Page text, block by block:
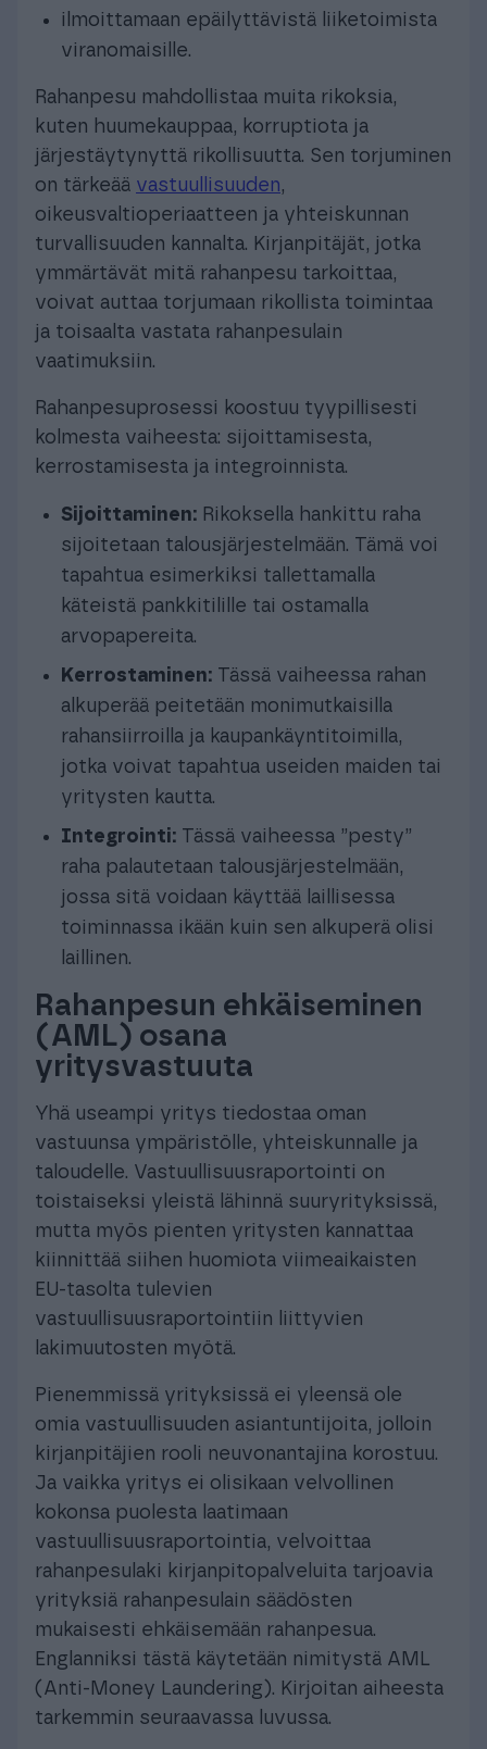
ilmoittamaan epäilyttävistä liiketoimista
viranomaisille.
Rahanpesu mahdollistaa muita rikoksia,
kuten huumekauppaa, korruptiota ja
järjestäytynyttä rikollisuutta. Sen torjuminen
on tärkeää vastuullisuuden,
oikeusvaltioperiaatteen ja yhteiskunnan
turvallisuuden kannalta. Kirjanpitäjät, jotka
ymmärtävät mitä rahanpesu tarkoittaa,
voivat auttaa torjumaan rikollista toimintaa
ja toisaalta vastata rahanpesulain
vaatimuksiin.
Rahanpesuprosessi koostuu tyypillisesti
kolmesta vaiheesta: sijoittamisesta,
kerrostamisesta ja integroinnista.
Sijoittaminen: Rikoksella hankittu raha
sijoitetaan talousjärjestelmään. Tämä voi
tapahtua esimerkiksi tallettamalla
käteistä pankkitilille tai ostamalla
arvopapereita.
Kerrostaminen: Tässä vaiheessa rahan
alkuperää peitetään monimutkaisilla
rahansiirroilla ja kaupankäyntitoimilla,
jotka voivat tapahtua useiden maiden tai
yritysten kautta.
Integrointi: Tässä vaiheessa ”pesty”
raha palautetaan talousjärjestelmään,
jossa sitä voidaan käyttää laillisessa
toiminnassa ikään kuin sen alkuperä olisi
laillinen.
Rahanpesun ehkäiseminen
(AML) osana
yritysvastuuta
Yhä useampi yritys tiedostaa oman
vastuunsa ympäristölle, yhteiskunnalle ja
taloudelle. Vastuullisuusraportointi on
toistaiseksi yleistä lähinnä suuryrityksissä,
mutta myös pienten yritysten kannattaa
kiinnittää siihen huomiota viimeaikaisten
EU-tasolta tulevien
vastuullisuusraportointiin liittyvien
lakimuutosten myötä.
Pienemmissä yrityksissä ei yleensä ole
omia vastuullisuuden asiantuntijoita, jolloin
kirjanpitäjien rooli neuvonantajina korostuu.
Ja vaikka yritys ei olisikaan velvollinen
kokonsa puolesta laatimaan
vastuullisuusraportointia, velvoittaa
rahanpesulaki kirjanpitopalveluita tarjoavia
yrityksiä rahanpesulain säädösten
mukaisesti ehkäisemään rahanpesua.
Englanniksi tästä käytetään nimitystä AML
(Anti-Money Laundering). Kirjoitan aiheesta
tarkemmin seuraavassa luvussa.